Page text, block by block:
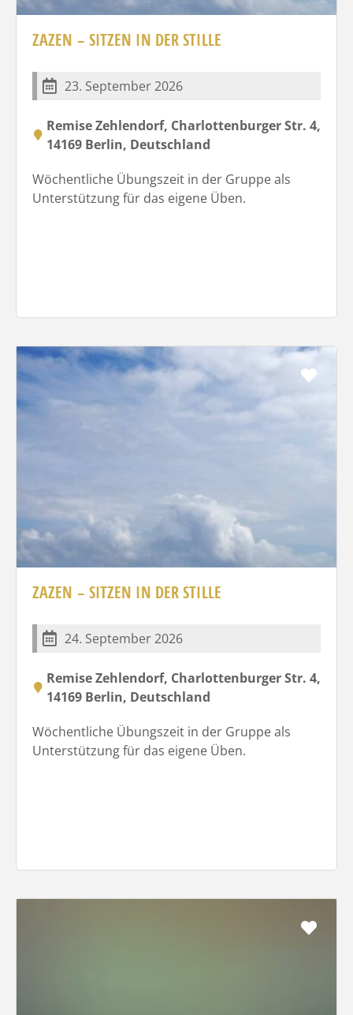
ZAZEN – SITZEN IN DER STILLE
23. September 2026
Remise Zehlendorf, Charlottenburger Str. 4,
14169 Berlin, Deutschland
Wöchentliche Übungszeit in der Gruppe als
Unterstützung für das eigene Üben.
ZAZEN – SITZEN IN DER STILLE
24. September 2026
Remise Zehlendorf, Charlottenburger Str. 4,
14169 Berlin, Deutschland
Wöchentliche Übungszeit in der Gruppe als
Unterstützung für das eigene Üben.